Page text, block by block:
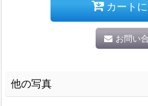
カート
お問い
他の写真